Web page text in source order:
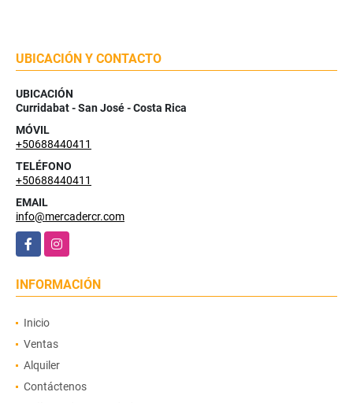
UBICACIÓN Y CONTACTO
UBICACIÓN
Curridabat - San José - Costa Rica
MÓVIL
+50688440411
TELÉFONO
+50688440411
EMAIL
info@mercadercr.com
FacebookInstagram
INFORMACIÓN
Inicio
Ventas
Alquiler
Contáctenos